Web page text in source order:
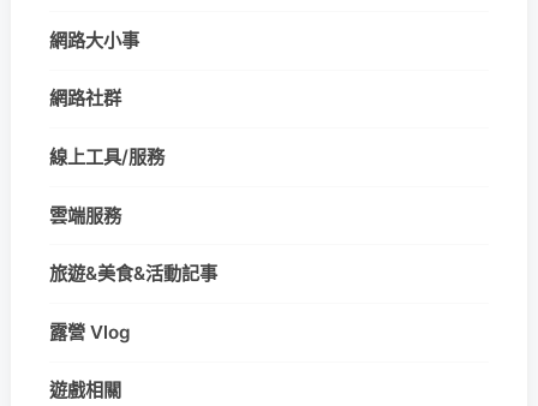
網路大小事
網路社群
線上工具/服務
雲端服務
旅遊&美食&活動記事
露營 Vlog
遊戲相關